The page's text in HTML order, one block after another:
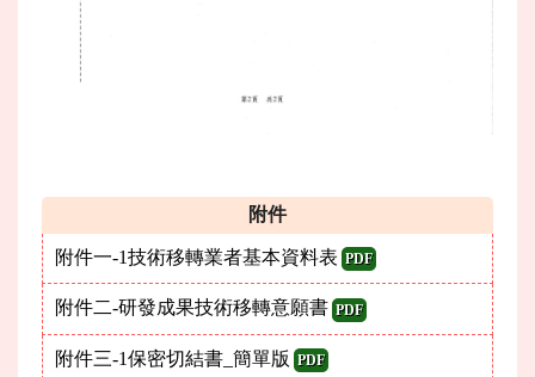
附件
附件一-1技術移轉業者基本資料表 PDF
附件二-研發成果技術移轉意願書 PDF
附件三-1保密切結書_簡單版 PDF